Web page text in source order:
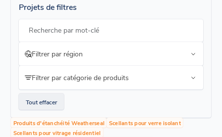
Projets de filtres
Recherche par mot-clé
Filtrer par région
Filtrer par catégorie de produits
Tout effacer
Produits d'étanchéité Weatherseal Scellants pour verre isolant
Scellants pour vitrage résidentiel